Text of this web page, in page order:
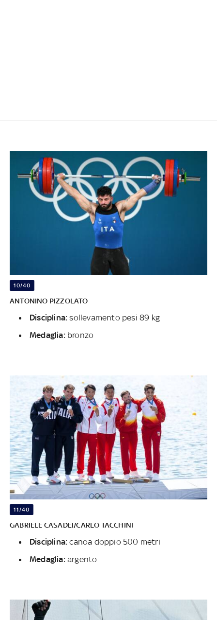
10/40
ANTONINO PIZZOLATO
Disciplina: sollevamento pesi 89 kg
Medaglia:bronzo
11/40
GABRIELE CASADEI/CARLO TACCHINI
Disciplina:canoa doppio 500 metri
Medaglia:argento